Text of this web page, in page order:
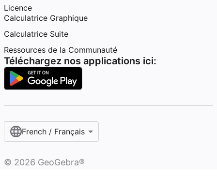
Licence
Calculatrice Graphique
Calculatrice Suite
Ressources de la Communauté
Téléchargez nos applications ici:
French / Français‎
© 2026 GeoGebra®